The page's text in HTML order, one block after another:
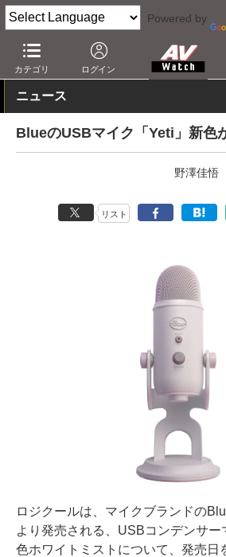
Powered by
カテゴリ ログイン
AV Watch 製品 配信機器
ニュース
BlueのUSBマイク「Yeti」新色
野澤佳悟
リスト
ロジクールは、マイクブランドの
より発売される、USBコンデンサー
色ホワイトミストについて、発売日